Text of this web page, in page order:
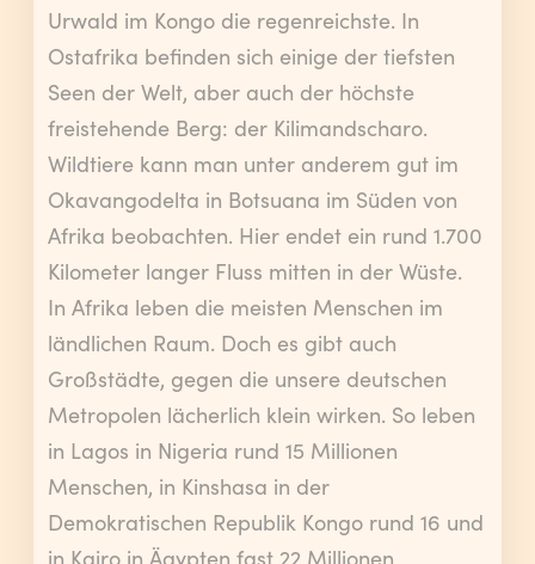
Urwald im Kongo die regenreichste. In
Ostafrika befinden sich einige der tiefsten
Seen der Welt, aber auch der höchste
freistehende Berg: der Kilimandscharo.
Wildtiere kann man unter anderem gut im
Okavangodelta in Botsuana im Süden von
Afrika beobachten. Hier endet ein rund 1.700
Kilometer langer Fluss mitten in der Wüste.
In Afrika leben die meisten Menschen im
ländlichen Raum. Doch es gibt auch
Großstädte, gegen die unsere deutschen
Metropolen lächerlich klein wirken. So leben
in Lagos in Nigeria rund 15 Millionen
Menschen, in Kinshasa in der
Demokratischen Republik Kongo rund 16 und